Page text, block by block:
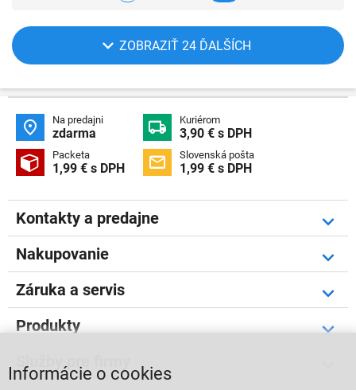
ZOBRAZIŤ 24 ĎALŠÍCH
 Na predajni
zdarma  Kuriérom
3,90 € s DPH
 Packeta
1,99 € s DPH  Slovenská pošta
1,99 € s DPH
Kontakty a predajne
Nakupovanie
Záruka a servis
Produkty
Služby pre firmy
Informácie o cookies